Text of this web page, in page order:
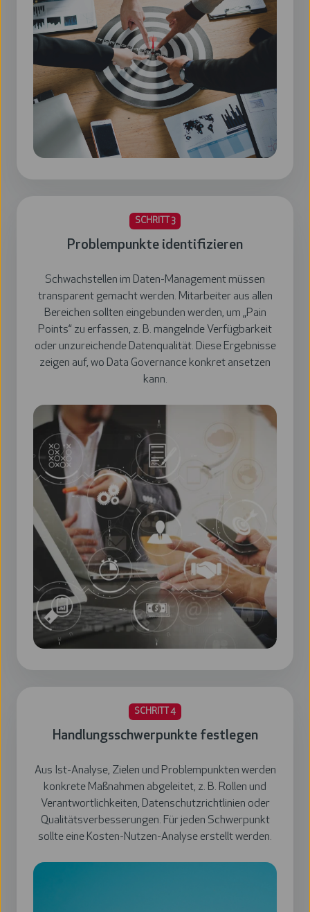
SCHRITT 3
Problempunkte identifizieren
Schwachstellen im Daten-Management müssen
transparent gemacht werden. Mitarbeiter aus allen
Bereichen sollten eingebunden werden, um „Pain
Points“ zu erfassen, z. B. mangelnde Verfügbarkeit
oder unzureichende Datenqualität. Diese Ergebnisse
zeigen auf, wo Data Governance konkret ansetzen
kann.
SCHRITT 4
Handlungsschwerpunkte festlegen
Aus Ist-Analyse, Zielen und Problempunkten werden
konkrete Maßnahmen abgeleitet, z. B. Rollen und
Verantwortlichkeiten, Datenschutzrichtlinien oder
Qualitätsverbesserungen. Für jeden Schwerpunkt
sollte eine Kosten-Nutzen-Analyse erstellt werden.